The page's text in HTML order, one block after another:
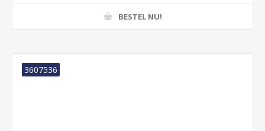
BESTEL NU!
3607536